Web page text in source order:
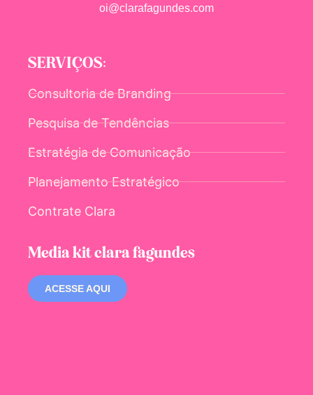
oi@clarafagundes.com
SERVIÇOS:
Consultoria de Branding
Pesquisa de Tendências
Estratégia de Comunicação
Planejamento Estratégico
Contrate Clara
Media kit clara fagundes
ACESSE AQUI